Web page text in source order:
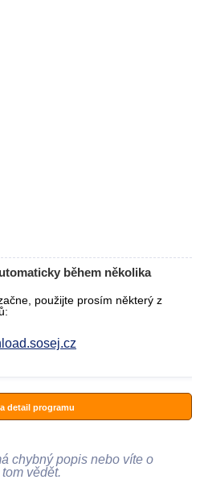
během několika
použijte prosím některý z
detail programu
chybný popis nebo víte o
vědět.